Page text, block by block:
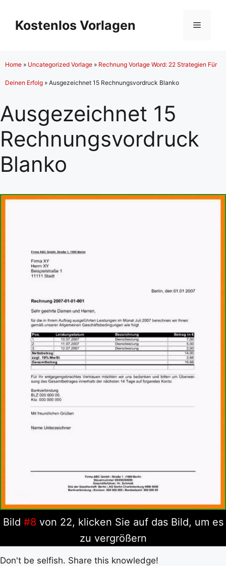
Inhalt
springen
Kostenlos Vorlagen Menü
Home » Uncategorized Vorlage » Rechnung Vorlage Word: 22 Strategien Für
Deinen Erfolg » Ausgezeichnet 15 Rechnungsvordruck Blanko
Ausgezeichnet 15
Rechnungsvordruck
Blanko
Bild #8 von 22, klicken Sie auf das Bild, um es
zu vergrößern
Don't be selfish. Share this knowledge!